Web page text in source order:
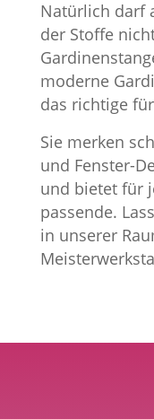
Natürlich darf
der Stoffe
moderne
das richtige
Sie merken
und Fenster-
und bietet für
passende.
in unserer